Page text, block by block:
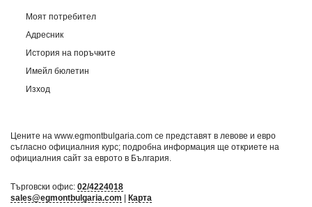
Моят потребител
Адресник
История на поръчките
Имейл бюлетин
Изход
Цените на www.egmontbulgaria.com се представят в левове и евро
съгласно официалния курс; подробна информация ще откриете на
официалния сайт за еврото в България
Търговски офис: 02/4224018
sales@egmontbulgaria.com
Карта